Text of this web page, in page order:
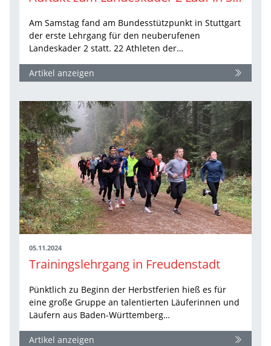
Am Samstag fand am Bundesstützpunkt in Stuttgart
der erste Lehrgang für den neuberufenen
Landeskader 2 statt. 22 Athleten der…
Artikel anzeigen
05.11.2024
Trainingslehrgang in Freudenstadt
Pünktlich zu Beginn der Herbstferien hieß es für
eine große Gruppe an talentierten Läuferinnen und
Läufern aus Baden-Württemberg…
Artikel anzeigen